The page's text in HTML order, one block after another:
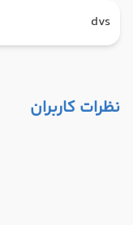
dvs
نظرات کاربران